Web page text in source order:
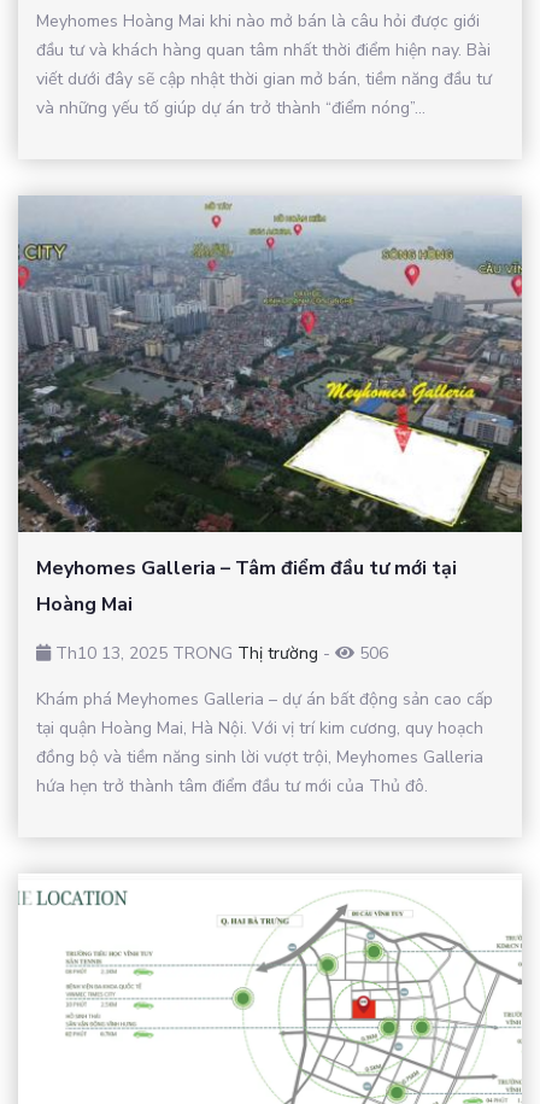
Meyhomes Hoàng Mai khi nào mở bán là câu hỏi được giới
đầu tư và khách hàng quan tâm nhất thời điểm hiện nay. Bài
viết dưới đây sẽ cập nhật thời gian mở bán, tiềm năng đầu tư
và những yếu tố giúp dự án trở thành “điểm nóng”...
Meyhomes Galleria – Tâm điểm đầu tư mới tại
Hoàng Mai
Th10 13, 2025 TRONG Thị trường -
506
Khám phá Meyhomes Galleria – dự án bất động sản cao cấp
tại quận Hoàng Mai, Hà Nội. Với vị trí kim cương, quy hoạch
đồng bộ và tiềm năng sinh lời vượt trội, Meyhomes Galleria
hứa hẹn trở thành tâm điểm đầu tư mới của Thủ đô.